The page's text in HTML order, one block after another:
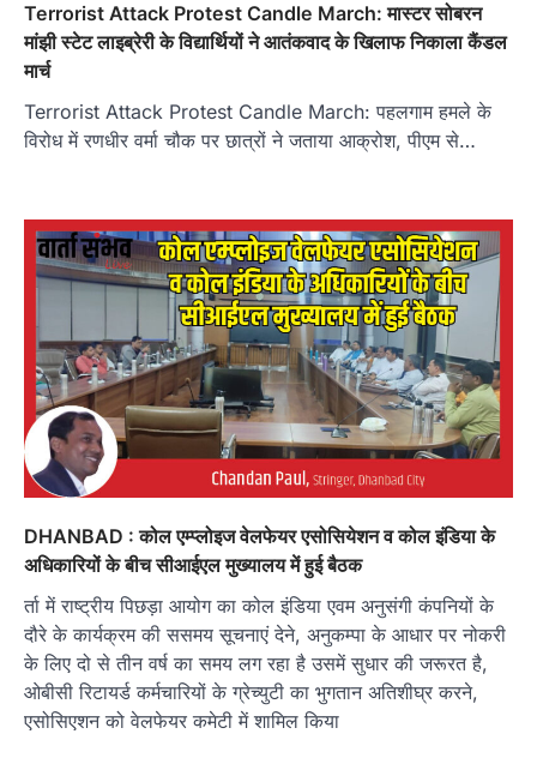
Terrorist Attack Protest Candle March: मास्टर सोबरन
मांझी स्टेट लाइब्रेरी के विद्यार्थियों ने आतंकवाद के खिलाफ निकाला कैंडल
मार्च
Terrorist Attack Protest Candle March: पहलगाम हमले के
विरोध में रणधीर वर्मा चौक पर छात्रों ने जताया आक्रोश, पीएम से…
DHANBAD : कोल एम्प्लोइज वेलफेयर एसोसियेशन व कोल इंडिया के
अधिकारियों के बीच सीआईएल मुख्यालय में हुई बैठक
र्ता में राष्ट्रीय पिछड़ा आयोग का कोल इंडिया एवम अनुसंगी कंपनियों के
दौरे के कार्यक्रम की ससमय सूचनाएं देने, अनुकम्पा के आधार पर नोकरी
के लिए दो से तीन वर्ष का समय लग रहा है उसमें सुधार की जरूरत है,
ओबीसी रिटायर्ड कर्मचारियों के ग्रेच्युटी का भुगतान अतिशीघ्र करने,
एसोसिएशन को वेलफेयर कमेटी में शामिल किया